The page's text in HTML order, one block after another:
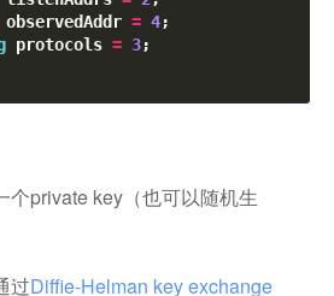
observedAddr = 4;
protocols = 3;
个private key（也可以随机生
过Diffie-Helman key exchange